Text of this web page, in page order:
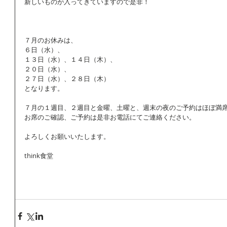
７月のお休みは、
６日（水）、
１３日（水）、１４日（木）、
２０日（水）、
２７日（水）、２８日（木）
となります。
７月の１週目、２週目と金曜、土曜と、週末の夜のご予約はほぼ満
お席のご確認、ご予約は是非お電話にてご連絡ください。
よろしくお願いいたします。
think食堂